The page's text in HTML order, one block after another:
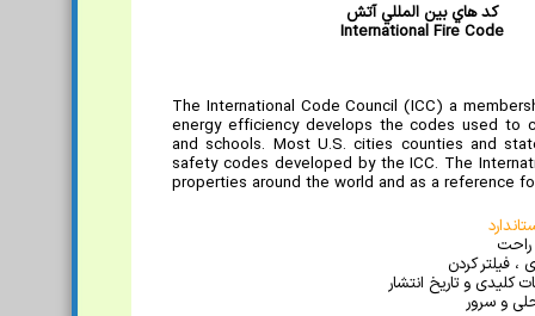
کد هاي بين المللي آتش
International Fire Code
The International Code Council (ICC) a
energy efficiency develops the codes used to
and schools. Most U.S. cities counties and
safety codes developed by the ICC. The
properties around the world and as a reference
راحت
فیلتر کردن
کلیدی و تاریخ انتشار
و سرور